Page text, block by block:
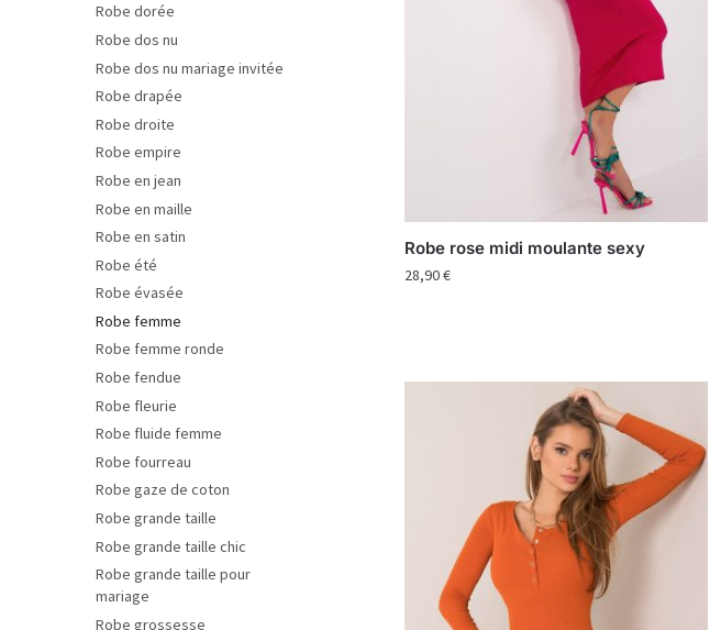
Robe rose midi moulante sexy
28,90€
Robe dorée
Robe dos nu
Robe dos nu mariage invitée
Robe drapée
Robe droite
Robe empire
Robe en jean
Robe en maille
Robe en satin
Robe été
Robe évasée
Robe femme
Robe femme ronde
Robe fendue
Robe fleurie
Robe fluide femme
Robe fourreau
Robe gaze de coton
Robe grande taille
Robe grande taille chic
Robe grande taille pour
mariage
Robe grossesse